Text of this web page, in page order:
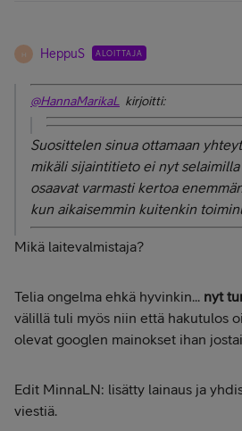
H HeppuS ALOITTAJA
@HannaMarikaL kirjoitti:
Suosittelen sinua ottamaan
mikäli sijaintitieto ei nyt
osaavat varmasti kertoa
kun aikaisemmin kuitenkin
Mikä laitevalmistaja?
Telia ongelma ehkä hyvinkin... nyt
välillä tuli myös niin että hakutulos
olevat googlen mainokset ihan
Edit MinnaLN: lisätty lainaus ja
viestiä.